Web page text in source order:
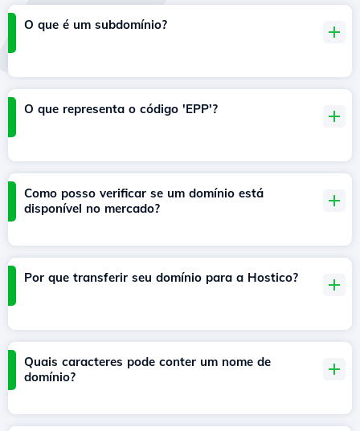
O que é um subdomínio?
O que representa o código 'EPP'?
Como posso verificar se um domínio está
disponível no mercado?
Por que transferir seu domínio para a Hostico?
Quais caracteres pode conter um nome de
domínio?